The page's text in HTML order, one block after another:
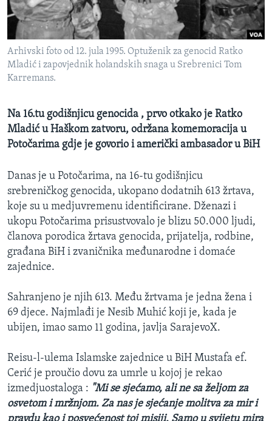
MAGAZIN
O GLASU AMERIKE
Learning English
Arhivski foto od 12. jula 1995. Optuženik za genocid Ratko
Mladić i zapovjednik holandskih snaga u Srebrenici Tom
Karremans.
Na 16.tu godišnjicu genocida , prvo otkako je Ratko
Mladić u Haškom zatvoru, održana komemoracija u
Potočarima gdje je govorio i američki ambasador u BiH
Danas je u Potočarima, na 16-tu godišnjicu
srebreničkog genocida, ukopano dodatnih 613 žrtava,
koje su u medjuvremenu identificirane. Dženazi i
ukopu Potočarima prisustvovalo je blizu 50.000 ljudi,
članova porodica žrtava genocida, prijatelja, rodbine,
građana BiH i zvaničnika međunarodne i domaće
zajednice.
Sahranjeno je njih 613. Među žrtvama je jedna žena i
69 djece. Najmlađi je Nesib Muhić koji je, kada je
ubijen, imao samo 11 godina, javlja SarajevoX.
Reisu-l-ulema Islamske zajednice u BiH Mustafa ef.
Cerić je proučio dovu za umrle u kojoj je rekao
izmedjuostaloga : "Mi se sjećamo, ali ne sa željom za
osvetom i mržnjom. Za nas je sjećanje molitva za mir i